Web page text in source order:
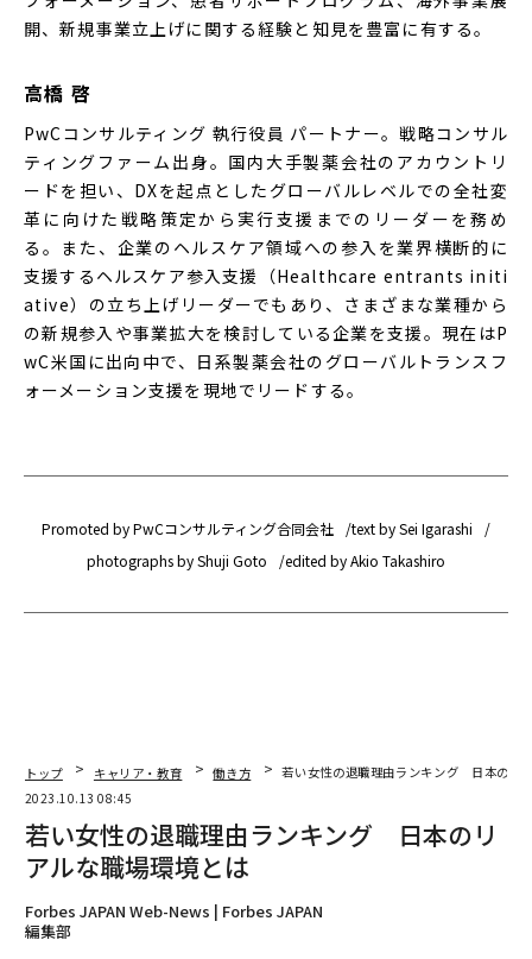
開、新規事業立上げに関する経験と知見を豊富に有する。
高橋 啓
PwCコンサルティング 執行役員 パートナー。戦略コンサル
ティングファーム出身。国内大手製薬会社のアカウントリ
ードを担い、DXを起点としたグローバルレベルでの全社変
革に向けた戦略策定から実行支援までのリーダーを務め
る。また、企業のヘルスケア領域への参入を業界横断的に
支援するヘルスケア参入支援（Healthcare entrants initi
ative）の立ち上げリーダーでもあり、さまざまな業種から
の新規参入や事業拡大を検討している企業を支援。現在はP
wC米国に出向中で、日系製薬会社のグローバルトランスフ
ォーメーション支援を現地でリードする。
Promoted by PwCコンサルティング合同会社
text by Sei Igarashi
photographs by Shuji Goto
edited by Akio Takashiro
トップ キャリア・教育 働き方
若い女性の退職理由ランキング 日本のリ
2023.10.13 08:45
若い女性の退職理由ランキング 日本のリ
アルな職場環境とは
Forbes JAPAN Web-News | Forbes JAPAN
編集部